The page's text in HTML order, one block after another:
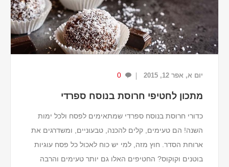
מיץ וגרידה מלימ...
יום א, אפר 12, 2015 0
מתכון לחטיפי חרוסת בנוסח ספרדי
כדורי חרוסת בנוסח ספרדי שמתאימים לפסח ולכל ימות
השנה! הם טעימים, קלים להכנה, טבעוניים, ומשדרגים את
ארוחת הסדר. חוץ מזה, למי יש כוח לאכול כל פסח עוגיות
בוטנים וקוקוס? החטיפים האלו גם יותר טעימים והרבה